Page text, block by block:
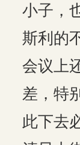
小子，
斯利的
会议上
差，特
此下去